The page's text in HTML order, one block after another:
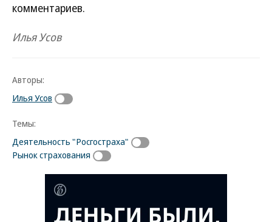
комментариев.
Илья Усов
Авторы:
Илья Усов
Темы:
Деятельность "Росгостраха"
Рынок страхования